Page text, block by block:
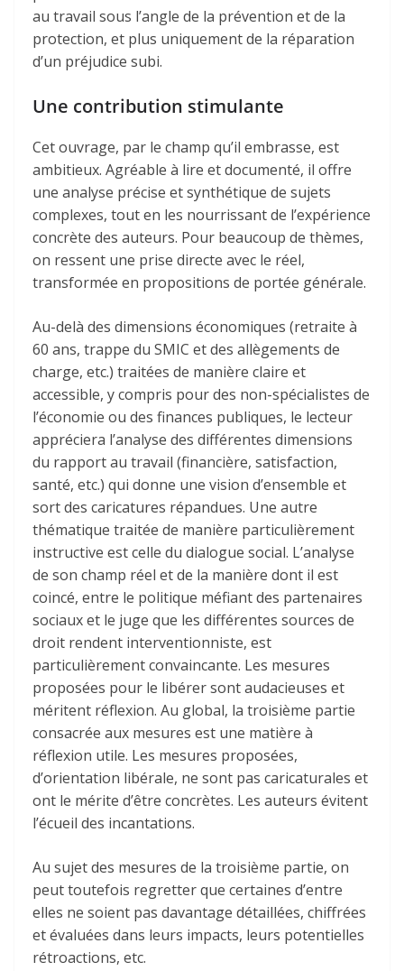
au travail sous l’angle de la prévention et de la
protection, et plus uniquement de la réparation
d’un préjudice subi.
Une contribution stimulante
Cet ouvrage, par le champ qu’il embrasse, est
ambitieux. Agréable à lire et documenté, il offre
une analyse précise et synthétique de sujets
complexes, tout en les nourrissant de l’expérience
concrète des auteurs. Pour beaucoup de thèmes,
on ressent une prise directe avec le réel,
transformée en propositions de portée générale.
Au-delà des dimensions économiques (retraite à
60 ans, trappe du SMIC et des allègements de
charge, etc.) traitées de manière claire et
accessible, y compris pour des non-spécialistes de
l’économie ou des finances publiques, le lecteur
appréciera l’analyse des différentes dimensions
du rapport au travail (financière, satisfaction,
santé, etc.) qui donne une vision d’ensemble et
sort des caricatures répandues. Une autre
thématique traitée de manière particulièrement
instructive est celle du dialogue social. L’analyse
de son champ réel et de la manière dont il est
coincé, entre le politique méfiant des partenaires
sociaux et le juge que les différentes sources de
droit rendent interventionniste, est
particulièrement convaincante. Les mesures
proposées pour le libérer sont audacieuses et
méritent réflexion. Au global, la troisième partie
consacrée aux mesures est une matière à
réflexion utile. Les mesures proposées,
d’orientation libérale, ne sont pas caricaturales et
ont le mérite d’être concrètes. Les auteurs évitent
l’écueil des incantations.
Au sujet des mesures de la troisième partie, on
peut toutefois regretter que certaines d’entre
elles ne soient pas davantage détaillées, chiffrées
et évaluées dans leurs impacts, leurs potentielles
rétroactions, etc.